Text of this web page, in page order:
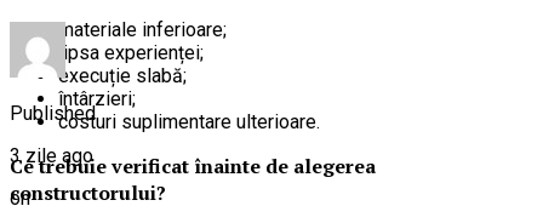
materiale inferioare;
lipsa experienței;
execuție slabă;
întârzieri;
costuri suplimentare ulterioare.
Ce trebuie verificat înainte de alegerea
constructorului?
Published
3 zile ago
on